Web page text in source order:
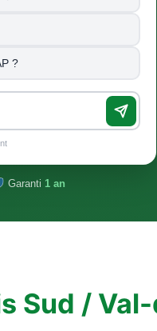
?
Garanti1 an
Sud /